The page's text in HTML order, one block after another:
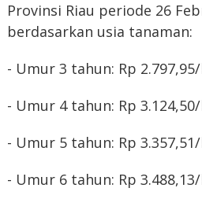
Provinsi Riau periode 26
berdasarkan usia tanaman:
- Umur 3 tahun: Rp
- Umur 4 tahun: Rp
- Umur 5 tahun: Rp
- Umur 6 tahun: Rp